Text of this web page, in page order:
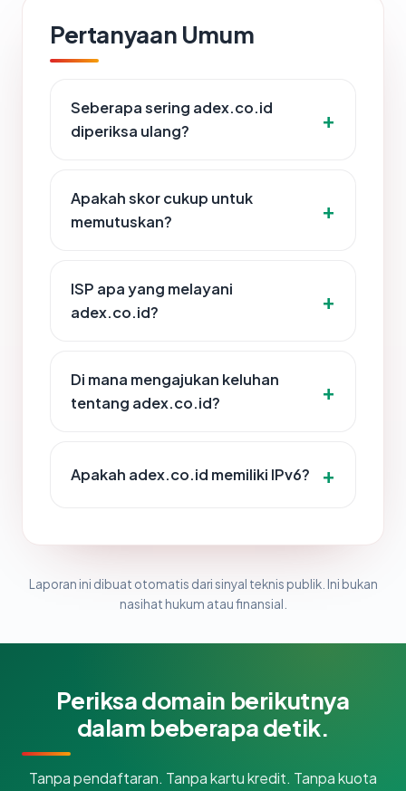
Pertanyaan Umum
Seberapa sering adex.co.id
diperiksa ulang?
Apakah skor cukup untuk
memutuskan?
ISP apa yang melayani
adex.co.id?
Di mana mengajukan keluhan
tentang adex.co.id?
Apakah adex.co.id memiliki IPv6?
Laporan ini dibuat otomatis dari sinyal teknis publik. Ini bukan
nasihat hukum atau finansial.
Periksa domain berikutnya
dalam beberapa detik.
Tanpa pendaftaran. Tanpa kartu kredit. Tanpa kuota